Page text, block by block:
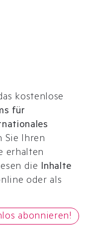
kostenlose
für
Sie Ihren
erhalten
die Inhalte
oder als
abonnieren!